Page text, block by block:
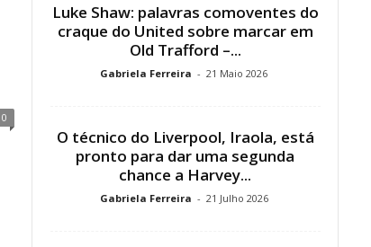
0
Luke Shaw: palavras comoventes do
craque do United sobre marcar em
Old Trafford –...
Gabriela Ferreira - 21 Maio 2026
O técnico do Liverpool, Iraola, está
pronto para dar uma segunda
chance a Harvey...
Gabriela Ferreira - 21 Julho 2026